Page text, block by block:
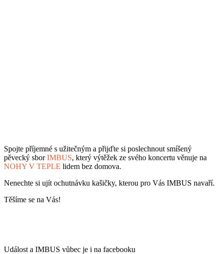
Spojte příjemné s užitečným a přijďte si poslechnout smíšený
pěvecký sborIMBUS, který výtěžek ze svého koncertu věnuje na
NOHY V TEPLE lidem bez domova.
Nenechte si ujít ochutnávku kašičky, kterou pro Vás IMBUS navaří.
Těšíme se na Vás!
Událost a IMBUS vůbec je i na facebooku